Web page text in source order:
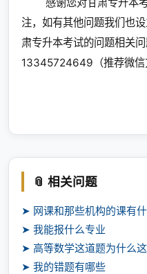
注，如有其他问题我们也
肃专升本考试的问题相关
13345724649（推荐微信
📎 相关问题
➤ 网课和那些机构的课有
➤ 我能报什么专业
➤ 高等数学这道题为什么这
➤ 我的错题有哪些